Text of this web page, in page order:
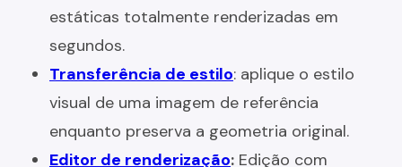
estáticas totalmente renderizadas em
segundos.
Transferência de estilo: aplique o estilo
visual de uma imagem de referência
enquanto preserva a geometria original.
Editor de renderização: Edição com